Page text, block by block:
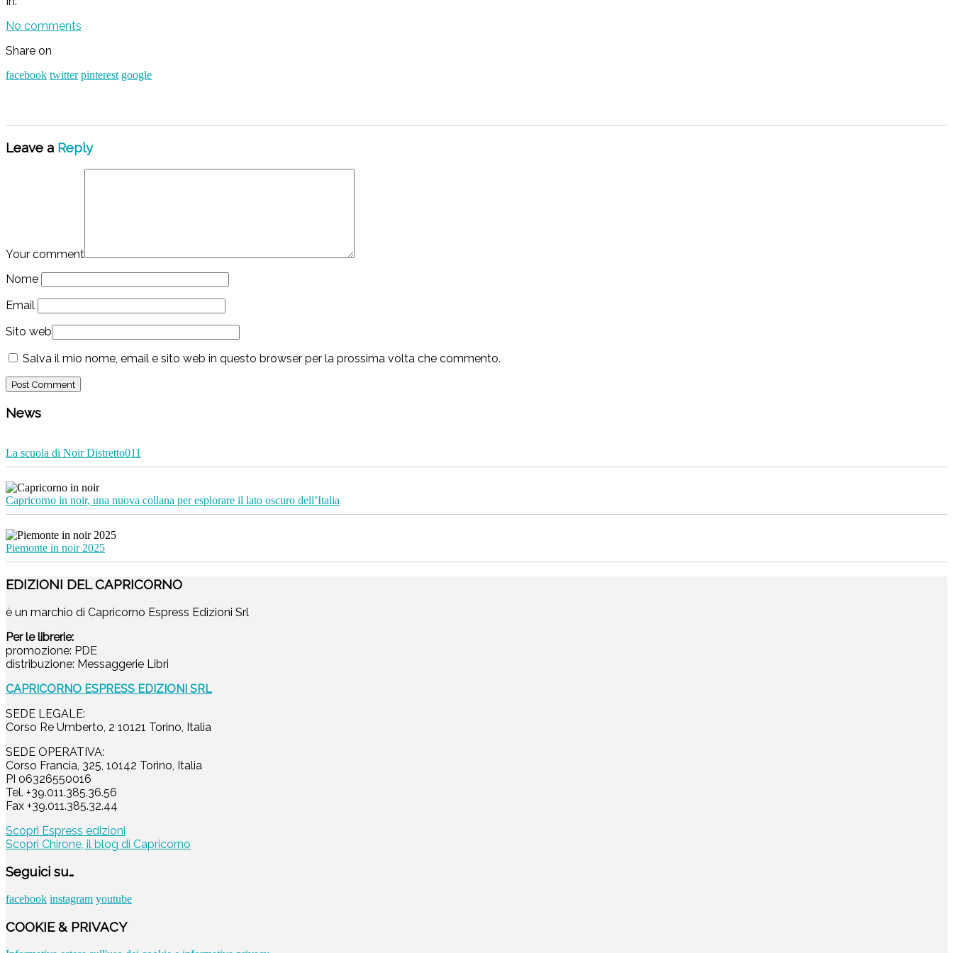
No comments
Share on
facebook twitter pinterest google
Leave a Reply
Your comment
Nome
Email
Sito web
Salva il mio nome, email e sito web in questo browser per la prossima volta che commento.
News
La scuola di Noir Distretto011
Capricorno in noir, una nuova collana per esplorare il lato oscuro dell’Italia
Piemonte in noir 2025
EDIZIONI DEL CAPRICORNO
è un marchio di Capricorno Espress Edizioni Srl
Per le librerie:
promozione: PDE
distribuzione: Messaggerie Libri
CAPRICORNO ESPRESS EDIZIONI SRL
SEDE LEGALE:
Corso Re Umberto, 2 10121 Torino, Italia
SEDE OPERATIVA:
Corso Francia, 325, 10142 Torino, Italia
PI 06326550016
Tel. +39.011.385.36.56
Fax +39.011.385.32.44
Scopri Espress edizioni
Scopri Chirone, il blog di Capricorno
Seguici su…
facebook instagram youtube
COOKIE & PRIVACY